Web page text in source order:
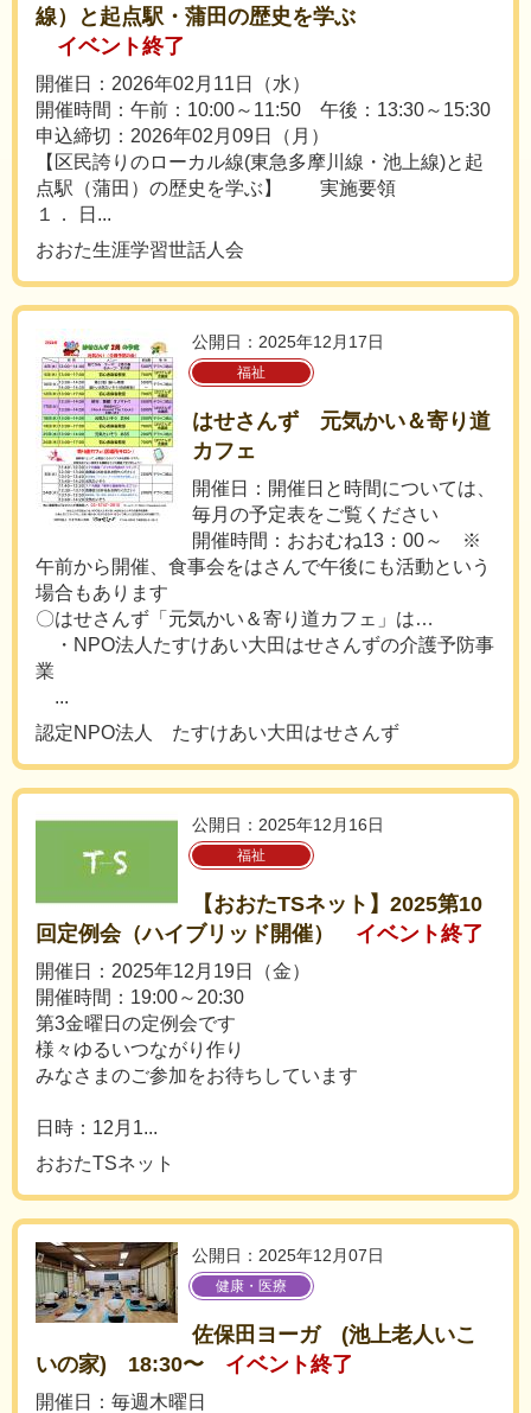
線）と起点駅・蒲田の歴史を学ぶ
イベント終了
開催日：2026年02月11日（水）
開催時間：午前：10:00～11:50 午後：13:30～15:30
申込締切：2026年02月09日（月）
【区民誇りのローカル線(東急多摩川線・池上線)と起
点駅（蒲田）の歴史を学ぶ】 実施要領
１． 日...
おおた生涯学習世話人会
公開日：2025年12月17日
福祉
はせさんず 元気かい＆寄り道
カフェ
開催日：開催日と時間については、
毎月の予定表をご覧ください
開催時間：おおむね13：00～ ※
午前から開催、食事会をはさんで午後にも活動という
場合もあります
〇はせさんず「元気かい＆寄り道カフェ」は…
・NPO法人たすけあい大田はせさんずの介護予防事
業
...
認定NPO法人 たすけあい大田はせさんず
公開日：2025年12月16日
福祉
【おおたTSネット】2025第10
回定例会（ハイブリッド開催）
イベント終了
開催日：2025年12月19日（金）
開催時間：19:00～20:30
第3金曜日の定例会です
様々ゆるいつながり作り
みなさまのご参加をお待ちしています
日時：12月1...
おおたTSネット
公開日：2025年12月07日
健康・医療
佐保田ヨーガ (池上老人いこ
いの家) 18:30〜
イベント終了
開催日：毎週木曜日